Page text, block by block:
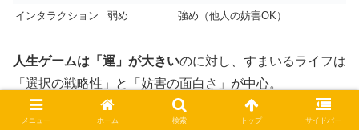
インタラクション
弱め 強め（他人の妨害OK）
人生ゲームは「運」が大きいのに対し、すまいるライフは
「選択の戦略性」と「妨害の面白さ」が中心。
より“プレイヤーの意思”が結果を左右するゲームになって
メニュー ホーム 検索 トップ サイドバー